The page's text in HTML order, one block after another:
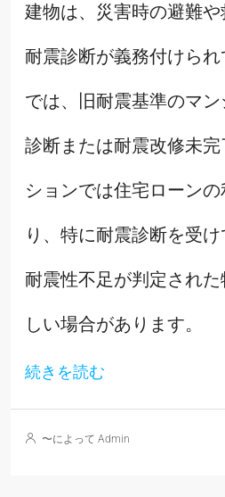
建物は、災害時の避難や
耐震診断が義務付けら
では、旧耐震基準のマ
診断または耐震改修未
ションでは住宅ローン
り、特に耐震診断を受
耐震性不足が判定され
しい場合があります。
続きを読む
〜によって Admin